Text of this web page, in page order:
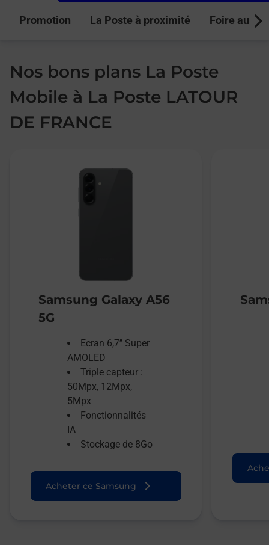
Promotion La Poste à proximité Foire aux
Nos bons plans La Poste
Mobile à La Poste LATOUR
DE FRANCE
Samsung Galaxy A56
5G
Ecran 6,7’’ Super
AMOLED
Triple capteur :
50Mpx, 12Mpx,
5Mpx
Fonctionnalités
IA
Stockage de 8Go
Acheter ce Samsung